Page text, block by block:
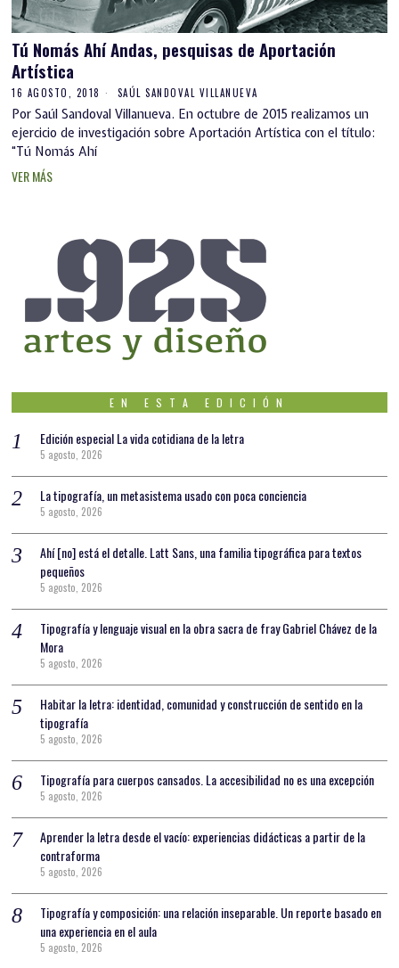
Tú Nomás Ahí Andas, pesquisas de Aportación
Artística
16 AGOSTO, 2018 SAÚL SANDOVAL VILLANUEVA
Por Saúl Sandoval Villanueva. En octubre de 2015 realizamos un
ejercicio de investigación sobre Aportación Artística con el título:
“Tú Nomás Ahí
VER MÁS
EN ESTA EDICIÓN
Edición especial La vida cotidiana de la letra
5 agosto, 2026
La tipografía, un metasistema usado con poca conciencia
5 agosto, 2026
Ahí [no] está el detalle. Latt Sans, una familia tipográfica para textos
pequeños
5 agosto, 2026
Tipografía y lenguaje visual en la obra sacra de fray Gabriel Chávez de la
Mora
5 agosto, 2026
Habitar la letra: identidad, comunidad y construcción de sentido en la
tipografía
5 agosto, 2026
Tipografía para cuerpos cansados. La accesibilidad no es una excepción
5 agosto, 2026
Aprender la letra desde el vacío: experiencias didácticas a partir de la
contraforma
5 agosto, 2026
Tipografía y composición: una relación inseparable. Un reporte basado en
una experiencia en el aula
5 agosto, 2026